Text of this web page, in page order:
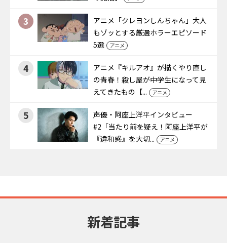
3
アニメ「クレヨンしんちゃん」大人
もゾッとする厳選ホラーエピソード
5選
アニメ
4
アニメ『キルアオ』が描くやり直し
の青春！殺し屋が中学生になって見
えてきたもの【...
アニメ
5
声優・阿座上洋平インタビュー
#2「当たり前を疑え！阿座上洋平が
『違和感』を大切...
アニメ
新着記事